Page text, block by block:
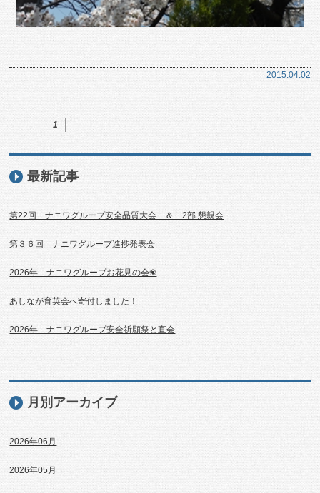
2015.04.02
1
最新記事
第22回 ナニワグループ安全品質大会 ＆ 2部 懇親会
第３６回 ナニワグループ進捗発表会
2026年 ナニワグループお花見の会❀
あしなが育英会へ寄付しました！
2026年 ナニワグループ安全祈願祭と直会
月別アーカイブ
2026年06月
2026年05月